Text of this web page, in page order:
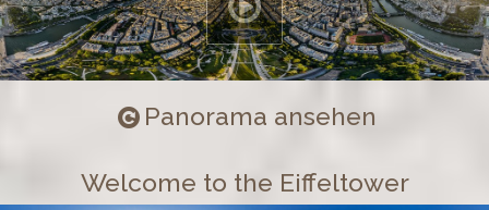
Panorama ansehen
Welcome to the Eiffeltower